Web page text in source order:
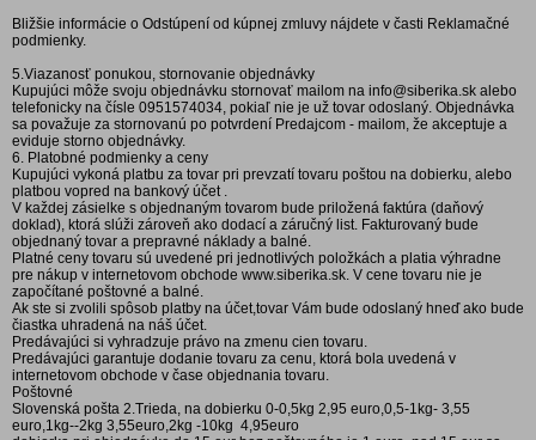
Bližšie informácie o Odstúpení od kúpnej zmluvy nájdete v časti Reklamačné
podmienky.
5.Viazanosť ponukou, stornovanie objednávky
Kupujúci môže svoju objednávku stornovať mailom na info@siberika.sk alebo
telefonicky na čísle 0951574034, pokiaľ nie je už tovar odoslaný. Objednávka
sa považuje za stornovanú po potvrdení Predajcom - mailom, že akceptuje a
eviduje storno objednávky.
6. Platobné podmienky a ceny
Kupujúci vykoná platbu za tovar pri prevzatí tovaru poštou na dobierku, alebo
platbou vopred na bankový účet .
V každej zásielke s objednaným tovarom bude priložená faktúra (daňový
doklad), ktorá slúži zároveň ako dodací a záručný list. Fakturovaný bude
objednaný tovar a prepravné náklady a balné.
Platné ceny tovaru sú uvedené pri jednotlivých položkách a platia výhradne
pre nákup v internetovom obchode www.siberika.sk. V cene tovaru nie je
započítané poštovné a balné.
Ak ste si zvolili spôsob platby na účet,tovar Vám bude odoslaný hneď ako bude
čiastka uhradená na náš účet.
Predávajúci si vyhradzuje právo na zmenu cien tovaru.
Predávajúci garantuje dodanie tovaru za cenu, ktorá bola uvedená v
internetovom obchode v čase objednania tovaru.
Poštovné
Slovenská pošta 2.Trieda, na dobierku 0-0,5kg 2,95 euro,0,5-1kg- 3,55
euro,1kg--2kg 3,55euro,2kg -10kg 4,95euro